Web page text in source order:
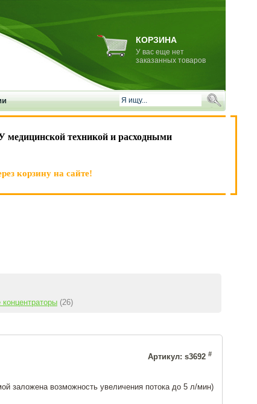
КОРЗИНА
У вас еще нет
заказанных товаров
техникой и расходными
корзину на сайте!
концентраторы (26)
Артикул: s3692 #
заложена возможность увеличения потока до 5 л/мин)